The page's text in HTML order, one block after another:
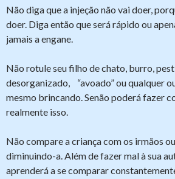
Não diga que a injeção não vai doer,
doer. Diga então que será rápido ou
jamais a engane.
Não rotule seu filho de chato, burro,
desorganizado, “avoado” ou qualquer
mesmo brincando. Senão poderá fazer
realmente isso.
Não compare a criança com os irmãos
diminuindo-a. Além de fazer mal à sua
aprenderá a se comparar